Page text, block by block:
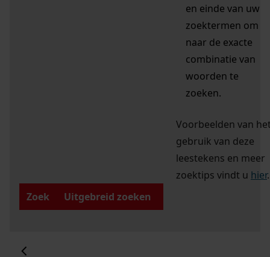
en einde van uw
zoektermen om
naar de exacte
combinatie van
woorden te
zoeken.
Voorbeelden van
gebruik van deze
leestekens en meer
zoektips vindt u hier.
Zoek
Uitgebreid zoeken